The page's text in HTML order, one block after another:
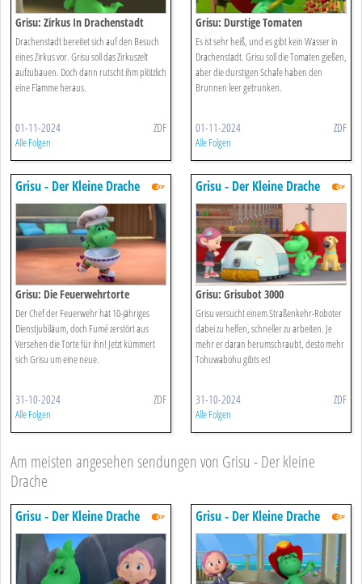
Grisu: Zirkus In Drachenstadt
Drachenstadt bereitet sich auf den Besuch
eines Zirkus vor. Grisu soll das Zirkuszelt
aufzubauen. Doch dann rutscht ihm plötzlich
eine Flamme heraus.
01-11-2024 ZDF
Alle Folgen
Grisu: Durstige Tomaten
Es ist sehr heiß, und es gibt kein Wasser in
Drachenstadt. Grisu soll die Tomaten gießen,
aber die durstigen Schafe haben den
Brunnen leer getrunken.
01-11-2024 ZDF
Alle Folgen
Grisu - Der Kleine Drache
Grisu: Die Feuerwehrtorte
Der Chef der Feuerwehr hat 10-jähriges
Dienstjubiläum, doch Fumé zerstört aus
Versehen die Torte für ihn! Jetzt kümmert
sich Grisu um eine neue.
31-10-2024 ZDF
Alle Folgen
Grisu - Der Kleine Drache
Grisu: Grisubot 3000
Grisu versucht einem Straßenkehr-Roboter
dabei zu helfen, schneller zu arbeiten. Je
mehr er daran herumschraubt, desto mehr
Tohuwabohu gibts es!
31-10-2024 ZDF
Alle Folgen
Am meisten angesehen sendungen von Grisu - Der kleine
Drache
Grisu - Der Kleine Drache Grisu - Der Kleine Drache